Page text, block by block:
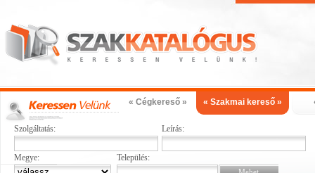
« Cégkereső » « Szakmai kereső »
Szolgáltatás: Leírás:
Megye: Település: